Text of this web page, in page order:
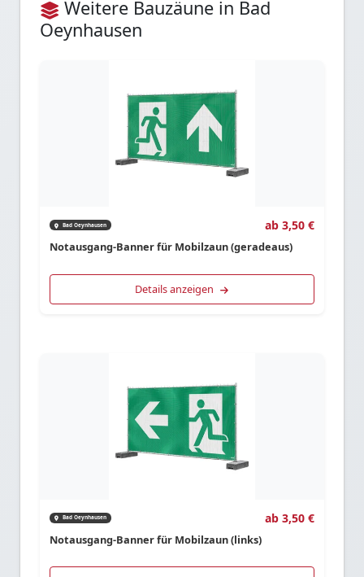
Weitere Bauzäune in Bad
Oeynhausen
Bad Oeynhausen ab 3,50 €
Notausgang-Banner für Mobilzaun (geradeaus)
Details anzeigen
Bad Oeynhausen ab 3,50 €
Notausgang-Banner für Mobilzaun (links)